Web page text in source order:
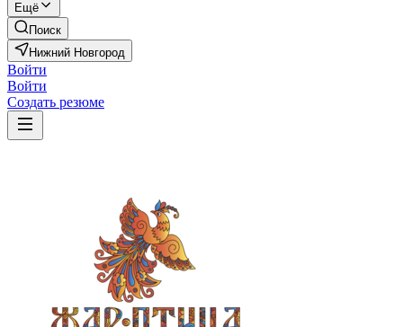
Ещё
Поиск
Нижний Новгород
Войти
Войти
Создать резюме